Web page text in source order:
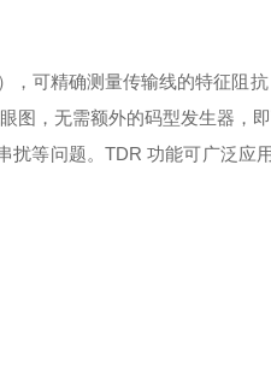
），可精确测量传输线的特征阻
图，无需额外的码型发生器，
扰等问题。 TDR功能可广泛应